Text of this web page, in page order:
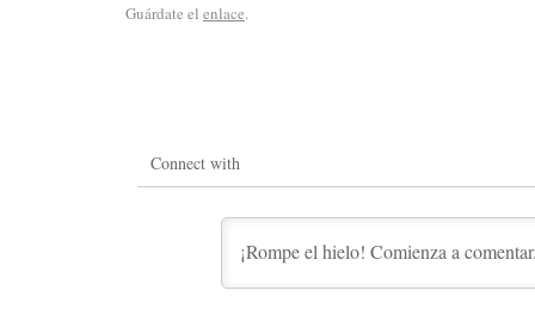
Guárdate el enlace.
Connect with